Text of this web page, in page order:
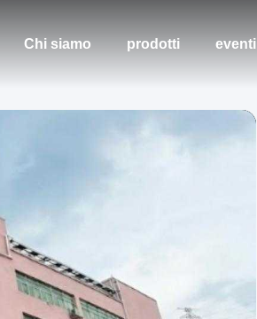
Chi siamo prodotti eventi